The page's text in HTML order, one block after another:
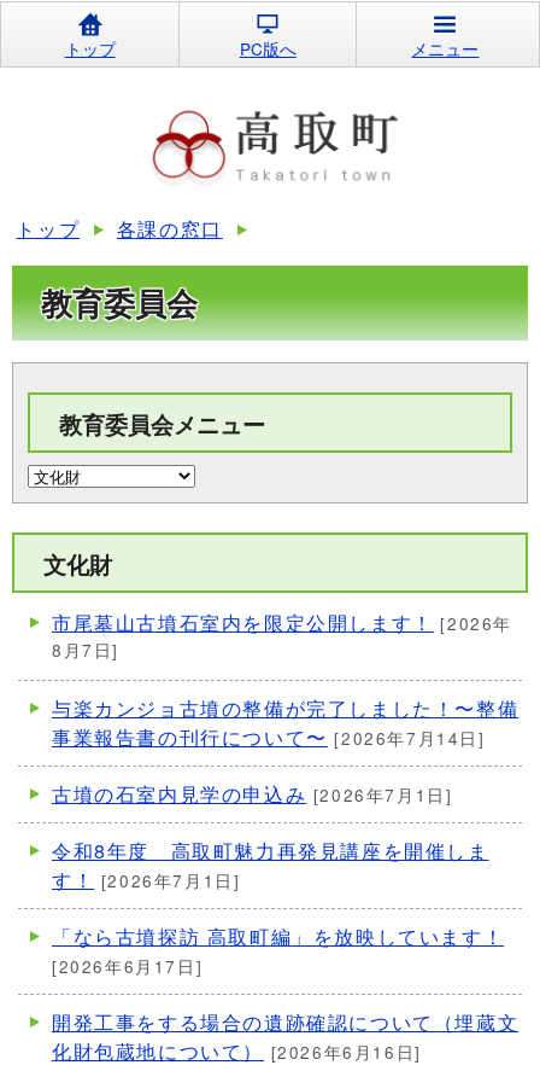
トップ PC版へ メニュー
トップ 各課の窓口
教育委員会
教育委員会メニュー
文化財
市尾墓山古墳石室内を限定公開します！ [2026年
8月7日]
与楽カンジョ古墳の整備が完了しました！〜整備
事業報告書の刊行について〜 [2026年7月14日]
古墳の石室内見学の申込み [2026年7月1日]
令和8年度 高取町魅力再発見講座を開催しま
す！
[2026年7月1日]
「なら古墳探訪 高取町編」を放映しています！
[2026年6月17日]
開発工事をする場合の遺跡確認について（埋蔵文
化財包蔵地について）
[2026年6月16日]